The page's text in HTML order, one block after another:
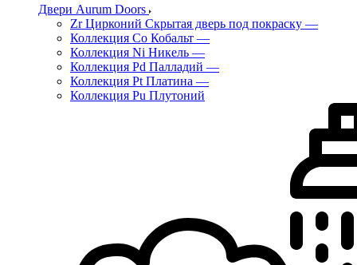
Двери Aurum Doors
Zr Цирконий Скрытая дверь под покраску —
Коллекция Co Кобальт —
Коллекция Ni Никель —
Коллекция Pd Палладий —
Коллекция Pt Платина —
Коллекция Pu Плутоний